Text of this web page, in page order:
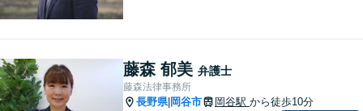
藤森 郁美 弁護士
藤森法律事務所
長野県| 岡谷市 岡谷駅 から徒歩10分